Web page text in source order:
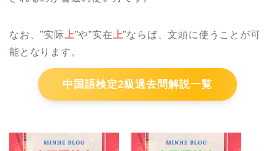
なお、”实际上”や”实在上”ならば、文頭に使うことが可
能 となります。
中国語検定2級過去問解説一覧